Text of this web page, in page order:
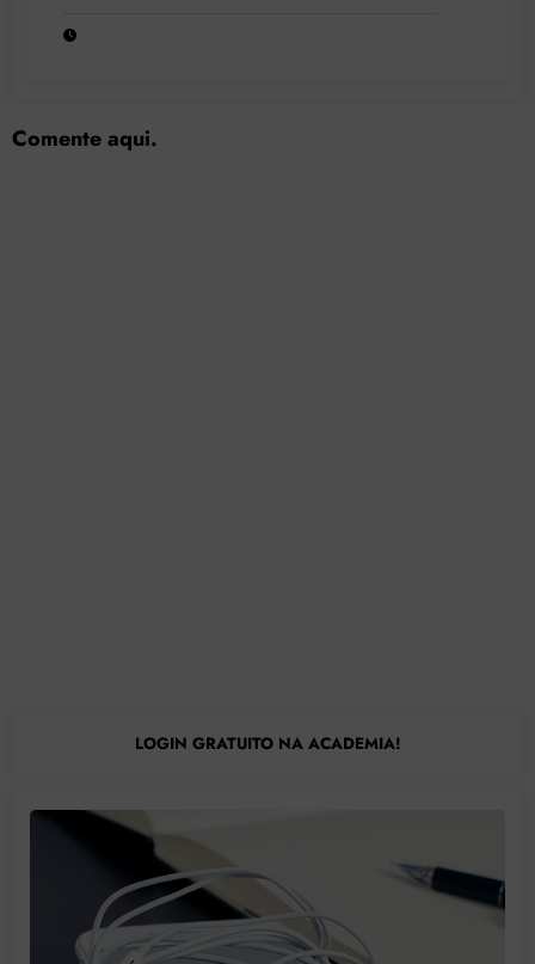
Comente aqui.
LOGIN GRATUITO NA ACADEMIA!